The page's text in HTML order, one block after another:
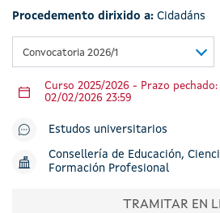
Procedemento dirixido a: Cidadáns
Convocatoria 2026/1
Curso 2025/2026 - Prazo
02/02/2026 23:59
Estudos universitarios
Consellería de Educación,
Formación Profesional
TRAMITAR EN